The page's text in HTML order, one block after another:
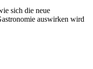
sich die neue
auswirken wird